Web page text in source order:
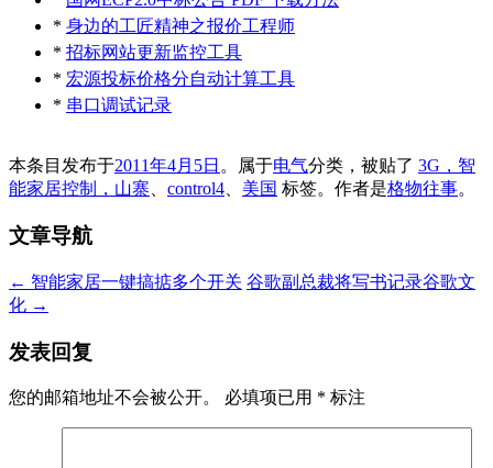
* 身边的工匠精神之报价工程师
* 招标网站更新监控工具
* 宏源投标价格分自动计算工具
* 串口调试记录
本条目发布于2011年4月5日 。属于电气分类，被贴了 3G，智
能家居控制，山寨
control4 美国 标签。 作者是格物往事。
文章导航
← 智能家居一键搞掂多个开关 谷歌副总裁将写书记录谷歌文
化 →
发表回复
您的邮箱地址不会被公开。 必填项已用 * 标注